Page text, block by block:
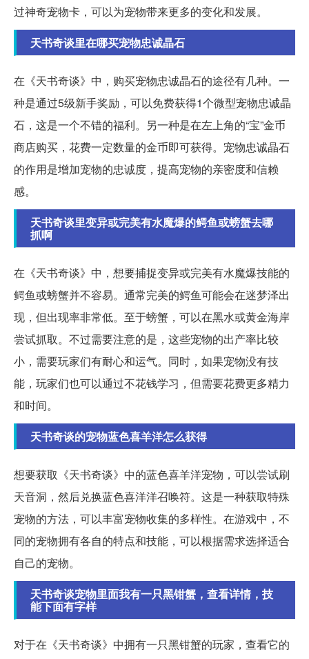
过神奇宠物卡，可以为宠物带来更多的变化和发展。
天书奇谈里在哪买宠物忠诚晶石
在《天书奇谈》中，购买宠物忠诚晶石的途径有几种。一
种是通过5级新手奖励，可以免费获得1个微型宠物忠诚晶
石，这是一个不错的福利。另一种是在左上角的“宝”金币
商店购买，花费一定数量的金币即可获得。宠物忠诚晶石
的作用是增加宠物的忠诚度，提高宠物的亲密度和信赖
感。
天书奇谈里变异或完美有水魔爆的鳄鱼或螃蟹去哪
抓啊
在《天书奇谈》中，想要捕捉变异或完美有水魔爆技能的
鳄鱼或螃蟹并不容易。通常完美的鳄鱼可能会在迷梦泽出
现，但出现率非常低。至于螃蟹，可以在黑水或黄金海岸
尝试抓取。不过需要注意的是，这些宠物的出产率比较
小，需要玩家们有耐心和运气。同时，如果宠物没有技
能，玩家们也可以通过不花钱学习，但需要花费更多精力
和时间。
天书奇谈的宠物蓝色喜羊洋怎么获得
想要获取《天书奇谈》中的蓝色喜羊洋宠物，可以尝试刷
天音洞，然后兑换蓝色喜洋洋召唤符。这是一种获取特殊
宠物的方法，可以丰富宠物收集的多样性。在游戏中，不
同的宠物拥有各自的特点和技能，可以根据需求选择适合
自己的宠物。
天书奇谈宠物里面我有一只黑钳蟹，查看详情，技
能下面有字样
对于在《天书奇谈》中拥有一只黑钳蟹的玩家，查看它的